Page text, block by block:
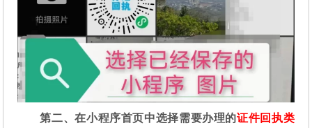
第二、在小程序首页中选择需要办理的证件回执类